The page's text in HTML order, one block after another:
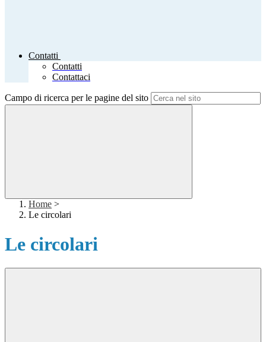
Contatti
Contatti
Contattaci
Campo di ricerca per le pagine del sito
Home >
Le circolari
Le circolari